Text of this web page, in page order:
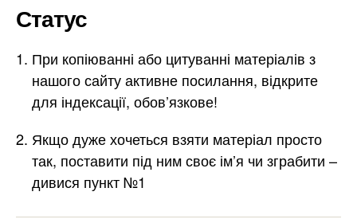
Статус
При копіюванні або цитуванні матеріалів з
нашого сайту активне посилання, відкрите
для індексації, обов’язкове!
Якщо дуже хочеться взяти матеріал просто
так, поставити під ним своє ім’я чи зграбити –
дивися пункт №1